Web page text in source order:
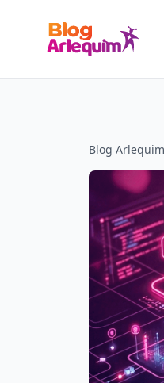
Blog Arlequim